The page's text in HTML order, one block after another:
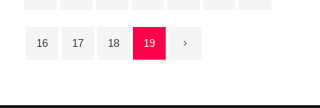
16 17 18 19